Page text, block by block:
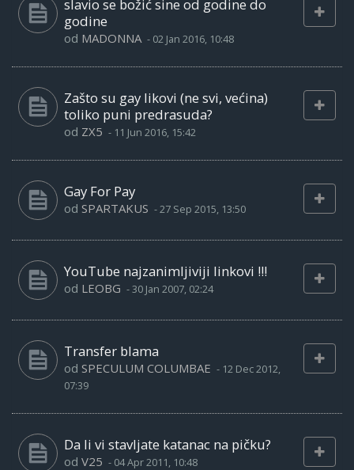
slavio se božić sine od godine do
godine
od MADONNA - 02 Jan 2016, 10:48
Zašto su gay likovi (ne svi, većina)
toliko puni predrasuda?
od ZX5 - 11 Jun 2016, 15:42
Gay For Pay
od SPARTAKUS -27 Sep 2015, 13:50
YouTube najzanimljiviji linkovi !!!
od LEOBG -30 Jan 2007, 02:24
Transfer blama
od SPECULUM COLUMBAE - 12 Dec 2012,
07:39
Da li vi stavljate katanac na pičku?
od V25 - 04 Apr 2011, 10:48